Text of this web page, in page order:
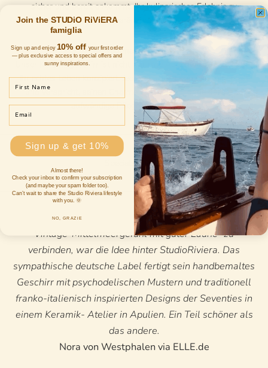
sicher und bereit ankommt, Ihr kulinarisches Erlebnis zu
verändern.
🍽️ Spülmaschinenfest
Unser Keramikgeschirr ist nicht nur eine Augenweide – es ist für
Ihr echtes Leben konzipiert. Jedes Stück ist spülmaschinenfest
und verspricht, seinen Charme zu behalten, ohne dass eine
aufwändige Pflege erforderlich ist.
Specials-Kachel
Vintage-Mittelmeergefühl mit guter Laune" zu
verbinden, war die Idee hinter StudioRiviera. Das
sympathische deutsche Label fertigt sein handbemaltes
Geschirr mit psychodelischen Mustern und traditionell
franko-italienisch inspirierten Designs der Seventies in
einem Keramik- Atelier in Apulien. Ein Teil schöner als
das andere.
Nora von Westphalen via ELLE.de
Join the STUDiO RiViERA
famiglia
Sign up and enjoy 10% off your first order
— plus exclusive access to special offers and
sunny inspirations.
First Name
Email
Sign up & get 10%
Almost there!
Check your inbox to confirm your subscription
(and maybe your spam folder too).
Can’t wait to share the Studio Riviera lifestyle
with you. 🌞
NO, GRAZiE